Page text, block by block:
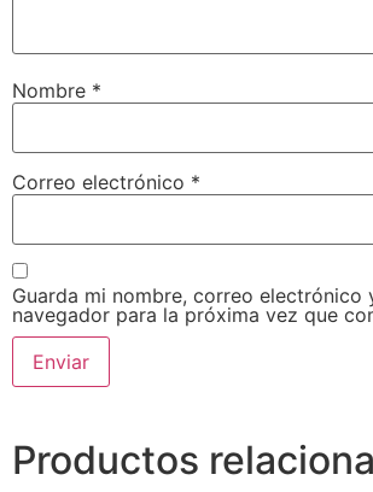
Nombre *
Correo electrónico *
Guarda mi nombre, correo electrónico
navegador para la próxima vez que
Productos